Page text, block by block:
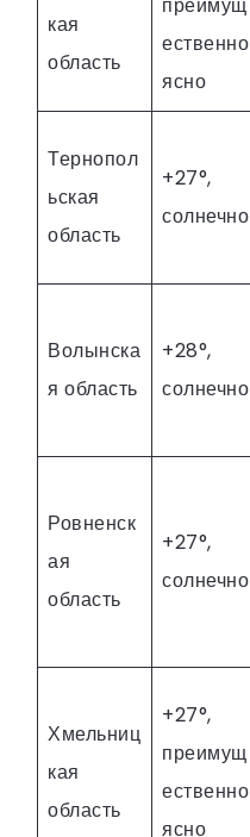
кая
область
преимущ
ественно
ясно
Тернопол
ьская
область
+27°,
солнечно
Волынска
я область
+28°,
солнечно
Ровненск
ая
область
+27°,
солнечно
Хмельниц
кая
область
+27°,
преимущ
ественно
ясно